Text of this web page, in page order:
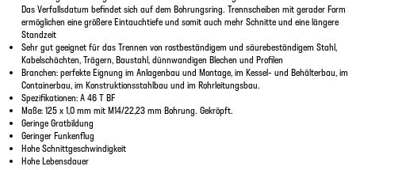
Das Verfallsdatum befindet sich auf dem Bohrungsring. Trennscheiben mit gerader Form
ermöglichen eine größere Eintauchtiefe und somit auch mehr Schnitte und eine längere
Standzeit
Sehr gut geeignet für das Trennen von rostbeständigem und säurebeständigem Stahl,
Kabelschächten, Trägern, Baustahl, dünnwandigen Blechen und Profilen
Branchen: perfekte Eignung im Anlagenbau und Montage, im Kessel- und Behälterbau, im
Containerbau, im Konstruktionsstahlbau und im Rohrleitungsbau.
Spezifikationen: A 46 T BF
Maße: 125 x 1,0 mm mit M14/22,23 mm Bohrung. Gekröpft.
Geringe Gratbildung
Geringer Funkenflug
Hohe Schnittgeschwindigkeit
Hohe Lebensdauer